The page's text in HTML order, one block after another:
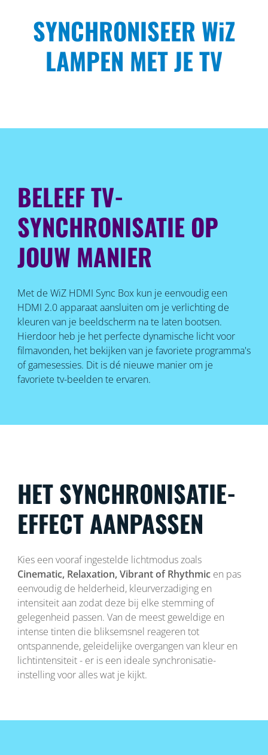
SYNCHRONISEER WiZ
LAMPEN MET JE TV
BELEEF TV-
SYNCHRONISATIE OP
JOUW MANIER
Met de WiZ HDMI Sync Box kun je eenvoudig een
HDMI 2.0 apparaat aansluiten om je verlichting de
kleuren van je beeldscherm na te laten bootsen.
Hierdoor heb je het perfecte dynamische licht voor
filmavonden, het bekijken van je favoriete programma's
of gamesessies. Dit is dé nieuwe manier om je
favoriete tv-beelden te ervaren.
HET SYNCHRONISATIE-
EFFECT AANPASSEN
Kies een vooraf ingestelde lichtmodus zoals
Cinematic, Relaxation, Vibrant of Rhythmicen pas
eenvoudig de helderheid, kleurverzadiging en
intensiteit aan zodat deze bij elke stemming of
gelegenheid passen. Van de meest geweldige en
intense tinten die bliksemsnel reageren tot
ontspannende, geleidelijke overgangen van kleur en
lichtintensiteit - er is een ideale synchronisatie-
instelling voor alles wat je kijkt.